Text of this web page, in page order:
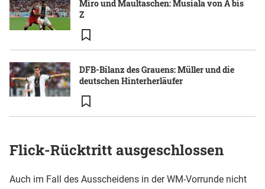
Miro und Maultaschen: Musiala von A bis
Z
DFB-Bilanz des Grauens: Müller und die
deutschen Hinterherläufer
Flick-Rücktritt ausgeschlossen
Auch im Fall des Ausscheidens in der WM-Vorrunde nicht